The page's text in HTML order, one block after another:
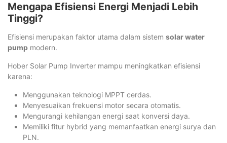
Mengapa Efisiensi Energi Menjadi Lebih
Tinggi?
Efisiensi merupakan faktor utama dalam sistem solar water
pump modern.
Hober Solar Pump Inverter mampu meningkatkan efisiensi
karena:
Menggunakan teknologi MPPT cerdas.
Menyesuaikan frekuensi motor secara otomatis.
Mengurangi kehilangan energi saat konversi daya.
Memiliki fitur hybrid yang memanfaatkan energi surya dan
PLN.